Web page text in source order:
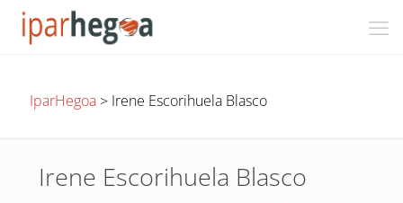
IparHegoa> Irene Escorihuela Blasco
Irene Escorihuela Blasco